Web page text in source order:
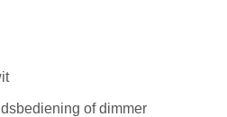
of dimmer